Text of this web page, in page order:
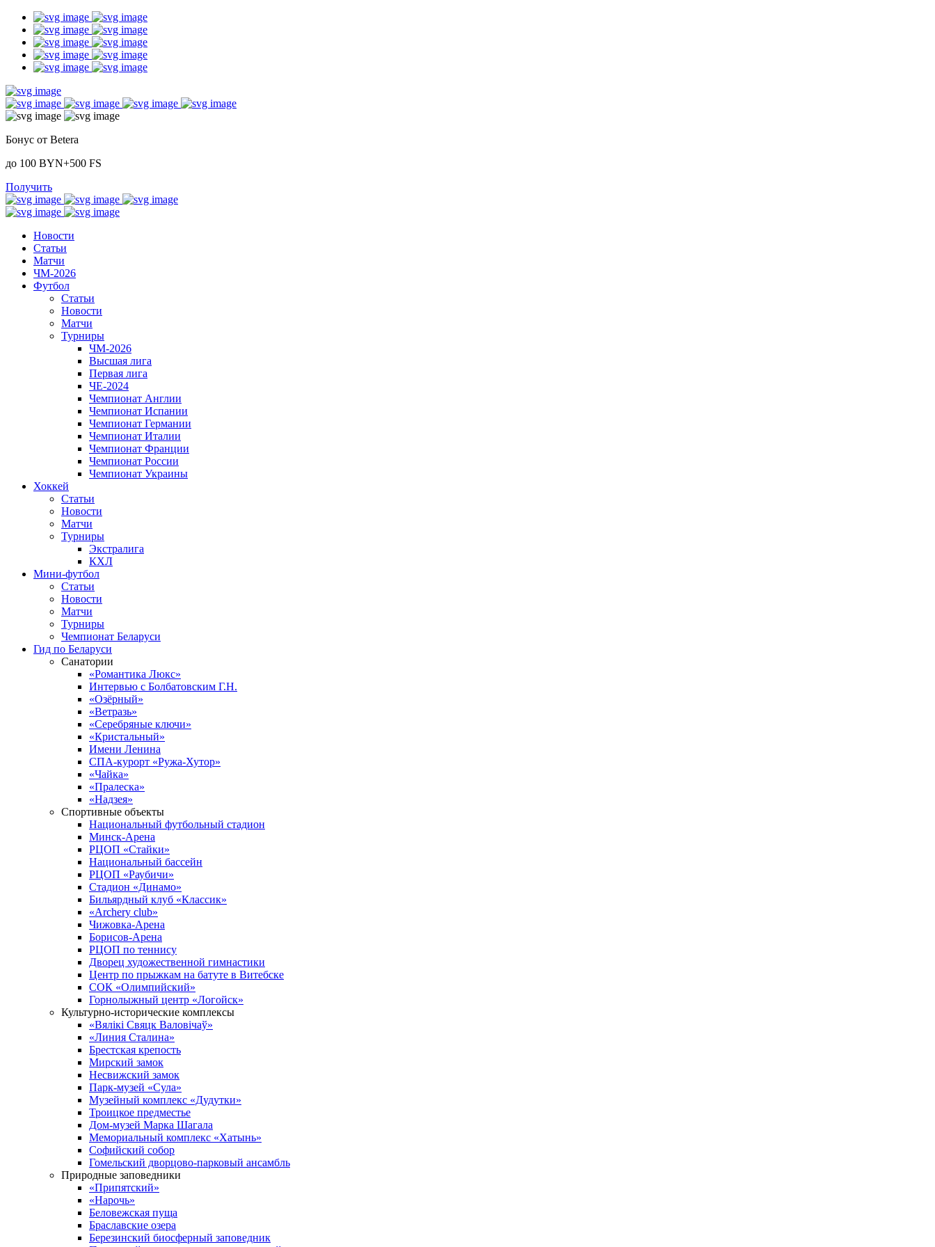
Бонус от Betera
до 100 BYN+500 FS
Получить
Новости
Статьи
Матчи
ЧМ-2026
Футбол
Статьи
Новости
Матчи
Турниры
ЧМ-2026
Высшая лига
Первая лига
ЧЕ-2024
Чемпионат Англии
Чемпионат Испании
Чемпионат Германии
Чемпионат Италии
Чемпионат Франции
Чемпионат России
Чемпионат Украины
Хоккей
Статьи
Новости
Матчи
Турниры
Экстралига
КХЛ
Мини-футбол
Статьи
Новости
Матчи
Турниры
Чемпионат Беларуси
Гид по Беларуси
Санатории
«Романтика Люкс»
Интервью с Болбатовским Г.Н.
«Озёрный»
«Ветразь»
«Серебряные ключи»
«Кристальный»
Имени Ленина
СПА-курорт «Ружа-Хутор»
«Чайка»
«Пралеска»
«Надзея»
Спортивные объекты
Национальный футбольный стадион
Минск-Арена
РЦОП «Стайки»
Национальный бассейн
РЦОП «Раубичи»
Стадион «Динамо»
Бильярдный клуб «Классик»
«Archery club»
Чижовка-Арена
Борисов-Арена
РЦОП по теннису
Дворец художественной гимнастики
Центр по прыжкам на батуте в Витебске
СОК «Олимпийский»
Горнолыжный центр «Логойск»
Культурно-исторические комплексы
«Вялікі Свяцк Валовічаў»
«Линия Сталина»
Брестская крепость
Мирский замок
Несвижский замок
Парк-музей «Сула»
Музейный комплекс «Дудутки»
Троицкое предместье
Дом-музей Марка Шагала
Мемориальный комплекс «Хатынь»
Софийский собор
Гомельский дворцово-парковый ансамбль
Природные заповедники
«Припятский»
«Нарочь»
Беловежская пуща
Браславские озера
Березинский биосферный заповедник